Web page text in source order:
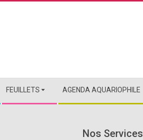
FEUILLETS AGENDA AQUARIOPHILE
Nos Services